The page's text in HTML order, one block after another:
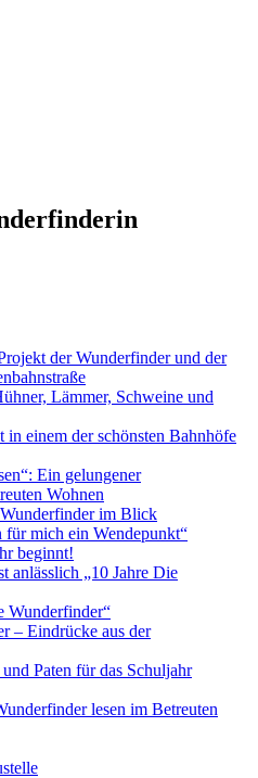
der Wunderfinder und der
Lämmer, Schweine und
einem der schönsten Bahnhöfe
Ein gelungener
Wohnen
im Blick
mich ein Wendepunkt“
beginnt!
anlässlich „10 Jahre Die
Wunderfinder“
– Eindrücke aus der
Paten für das Schuljahr
lesen im Betreuten